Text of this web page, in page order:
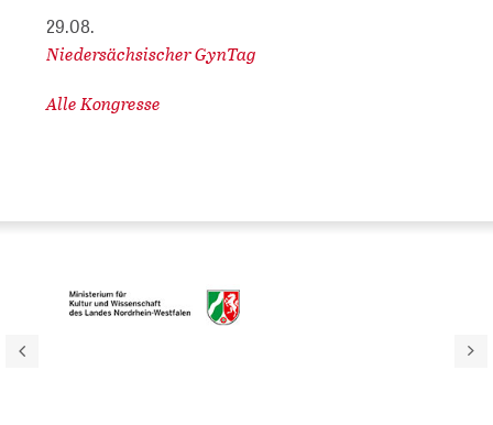
29.08.
Niedersächsischer GynTag
Alle Kongresse